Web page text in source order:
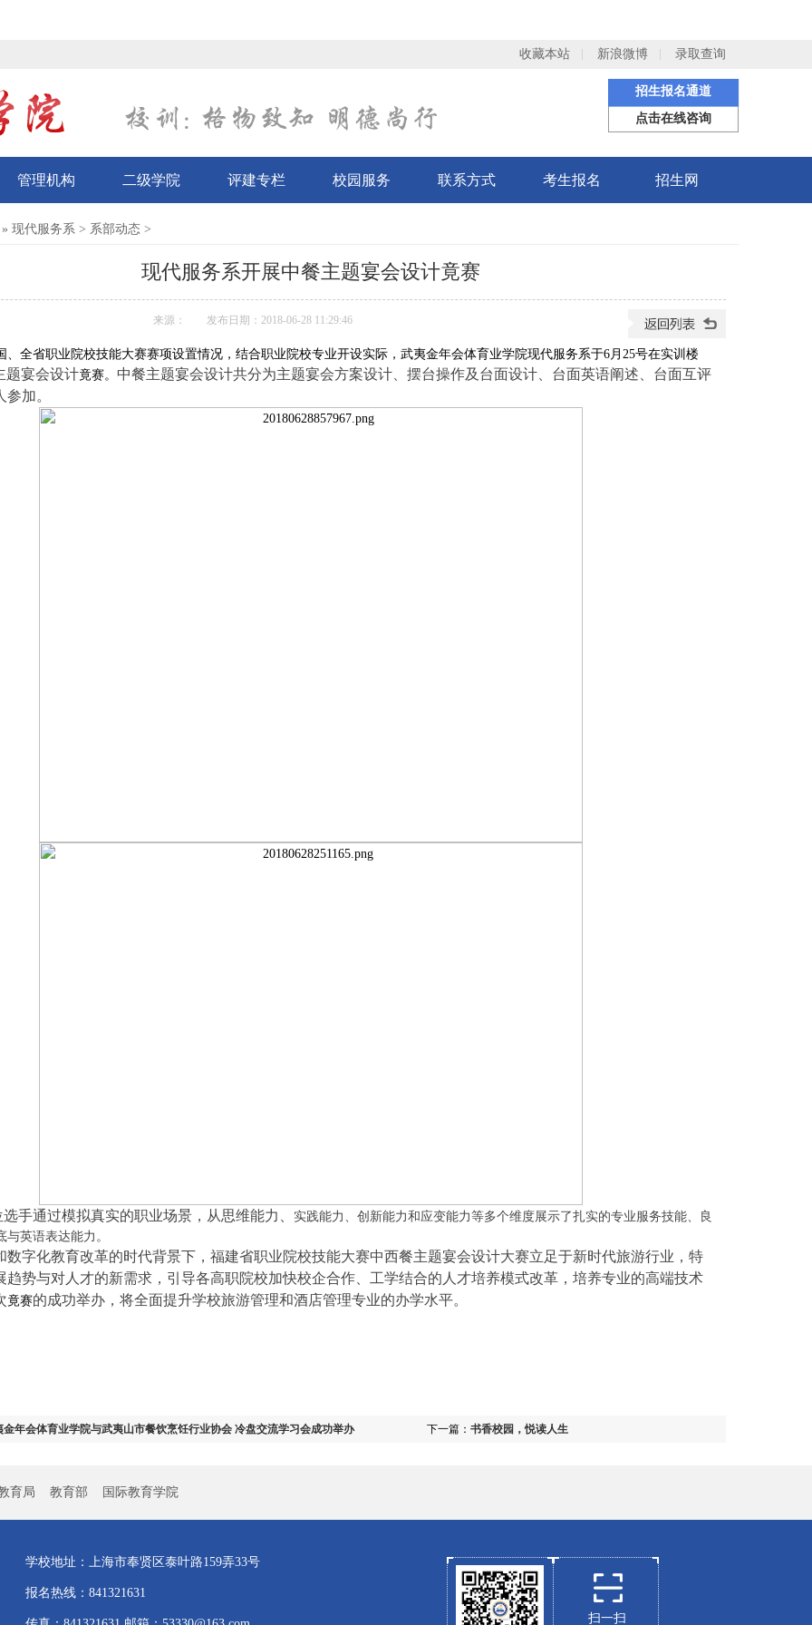
收藏本站 新浪微博 录取查询
招生报名通道
点击在线咨询
管理机构 二级学院 评建专栏 校园服务 联系方式 考生报名 招生网
现代服务系> 系部动态>
现代服务系开展中餐主题宴会设计竟赛
来源： 发布日期：2018-06-28 11:29:46
、全省职业院校技能大赛赛项设置情况，结合职业院校专业开设实际，武夷金年会体育业学院现代服务系于6月25号在实训楼
题宴会设计竟赛。 中餐主题宴会设计共分为主题宴会方案设计、摆台操作及台面设计、台面英语阐述、台面互评
参加。
手通过模拟真实的职业场景，从思维能力、
实践能力、创新能力和应变能力等多个维度展示了扎实的专业服务技能、良
英语表达能力。
化教育改革的时代背景下，福建省职业院校技能大赛中西餐主题宴会设计大赛立足于新时代旅游行业，特
趋势与对人才的新需求，引导各高职院校加快校企合作、工学结合的人才培养模式改革，培养专业的高端技术
竟赛的成功举办，将全面提升学校旅游管理和酒店管理专业的办学水平。
下一篇： 书香校园，悦读人生
金年会体育业学院与武夷山市餐饮烹饪行业协会 冷盘交流学习会成功举办
育局 教育部 国际教育学院
学校地址：上海市奉贤区泰叶路159弄33号
报名热线：841321631
扫一扫